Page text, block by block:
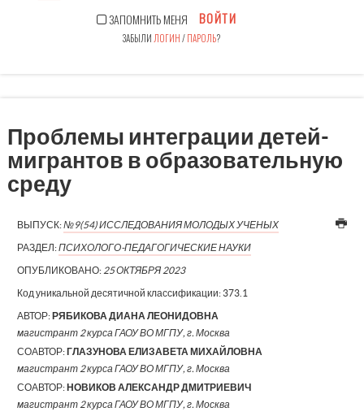
ЗАПОМНИТЬ МЕНЯ ВОЙТИ
ЗАБЫЛИ ЛОГИН/ПАРОЛЬ?
Проблемы интеграции детей-
мигрантов в образовательную
среду
ВЫПУСК:№9(54) ИССЛЕДОВАНИЯ МОЛОДЫХ УЧЕНЫХ
РАЗДЕЛ:ПСИХОЛОГО-ПЕДАГОГИЧЕСКИЕ НАУКИ
ОПУБЛИКОВАНО: 25 ОКТЯБРЯ 2023
Код уникальной десятичной классификации: 373.1
АВТОР:РЯБИКОВА ДИАНА ЛЕОНИДОВНА
магистрант 2 курса ГАОУ ВО МГПУ, г. Москва
СОАВТОР:ГЛАЗУНОВА ЕЛИЗАВЕТА МИХАЙЛОВНА
магистрант 2 курса ГАОУ ВО МГПУ, г. Москва
СОАВТОР:НОВИКОВ АЛЕКСАНДР ДМИТРИЕВИЧ
магистрант 2 курса ГАОУ ВО МГПУ, г. Москва